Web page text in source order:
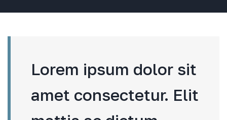
Lorem ipsum dolor sit
amet consectetur. Elit